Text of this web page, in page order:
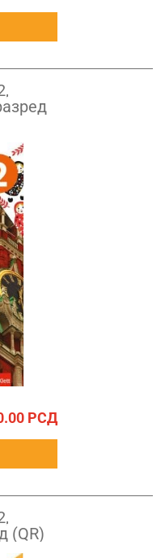
РСД
(QR)